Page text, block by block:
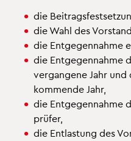
die
die Wahl des
die Ent­ge­gen­nah­me
die Ent­ge­gen­nah­me
ver­gan­ge­ne Jahr
kom­men­de Jahr,
die Ent­ge­gen­nah­me
prü­fer,
die Ent­las­tung des